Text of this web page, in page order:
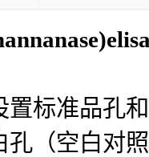
置标准品孔
孔（空白对